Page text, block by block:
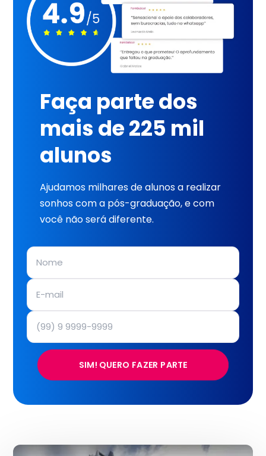
Faça parte dos
mais de 225 mil
alunos
Ajudamos milhares de alunos a realizar
sonhos com a pós-graduação, e com
você não será diferente.
SIM! QUERO FAZER PARTE